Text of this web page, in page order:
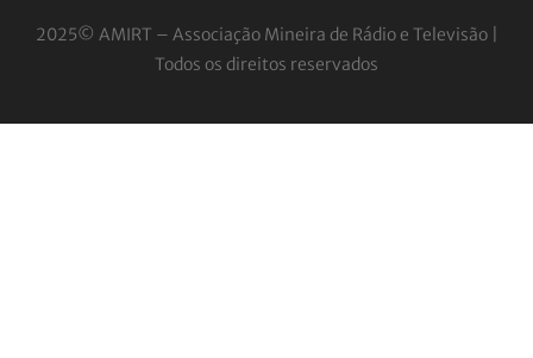
2025© AMIRT – Associação Mineira de Rádio e Televisão |
Todos os direitos reservados